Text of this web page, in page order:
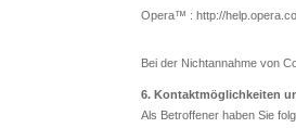
Opera™ : http://
Bei der Nichtannahme von
6. Kontaktmöglichkeiten
Als Betroffener haben Sie